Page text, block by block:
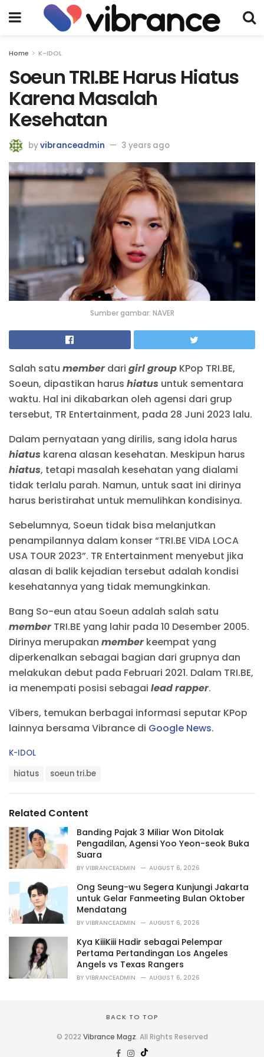
Home K-IDOL
Soeun TRI.BE Harus Hiatus
Karena Masalah
Kesehatan
byvibranceadmin 3 years ago
Sumber gambar: NAVER
Salah satu memberdari girl group KPop TRI.BE,
Soeun, dipastikan harus hiatus untuk sementara
waktu. Hal ini dikabarkan oleh agensi dari grup
tersebut, TR Entertainment, pada 28 Juni 2023 lalu.
Dalam pernyataan yang dirilis, sang idola harus
hiatus karena alasan kesehatan. Meskipun harus
hiatus, tetapi masalah kesehatan yang dialami
tidak terlalu parah. Namun, untuk saat ini dirinya
harus beristirahat untuk memulihkan kondisinya.
Sebelumnya, Soeun tidak bisa melanjutkan
penampilannya dalam konser “TRI.BE VIDA LOCA
USA TOUR 2023”. TR Entertainment menyebut jika
alasan di balik kejadian tersebut adalah kondisi
kesehatannya yang tidak memungkinkan.
Bang So-eun atau Soeun adalah salah satu
memberTRI.BE yang lahir pada 10 Desember 2005.
Dirinya merupakan memberkeempat yang
diperkenalkan sebagai bagian dari grupnya dan
melakukan debut pada Februari 2021. Dalam TRI.BE,
ia menempati posisi sebagai lead rapper.
Vibers, temukan berbagai informasi seputar KPop
lainnya bersama Vibrance di Google News.
C
r
i
e
s
:
K-IDOL
:
hiatus soeun tri.be
Related Content
Banding Pajak 3 Miliar Won Ditolak
Pengadilan, Agensi Yoo Yeon-seok Buka
Suara
BY VIBRANCEADMIN AUGUST 6, 2026
Ong Seung-wu Segera Kunjungi Jakarta
untuk Gelar Fanmeeting Bulan Oktober
Mendatang
BY VIBRANCEADMIN AUGUST 6, 2026
Kya KiiiKiii Hadir sebagai Pelempar
Pertama Pertandingan Los Angeles
Angels vs Texas Rangers
BY VIBRANCEADMIN AUGUST 6, 2026
BACK TO TOP
© 2022 Vibrance Magz. All Rights Reserved